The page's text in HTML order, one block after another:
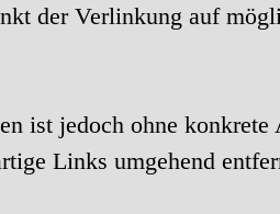
der Verlinkung auf
ist jedoch ohne
Links umgehend